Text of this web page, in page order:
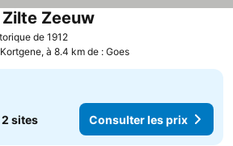
de 1912Consulter les prix
Zeeuw
Kortgene, à 8.4 km de : Goes
2 sites Consulter les prix